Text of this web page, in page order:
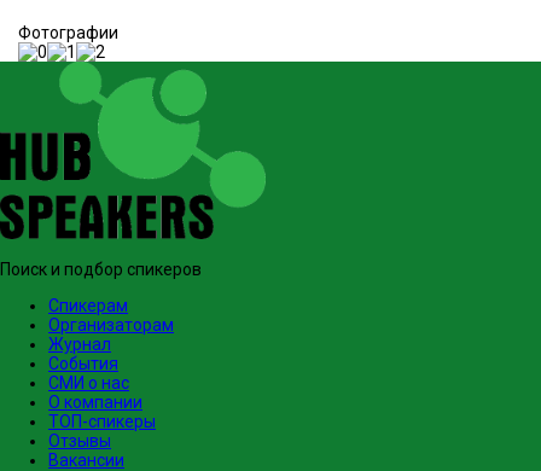
Фотографии
Поиск и подбор спикеров
Спикерам
Организаторам
Журнал
События
СМИ о нас
О компании
ТОП-спикеры
Отзывы
Вакансии